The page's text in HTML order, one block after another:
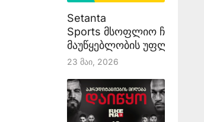
Setanta
Sports მსოფლიო
მაუწყებლობის უფლებას
23 Მაი, 2026